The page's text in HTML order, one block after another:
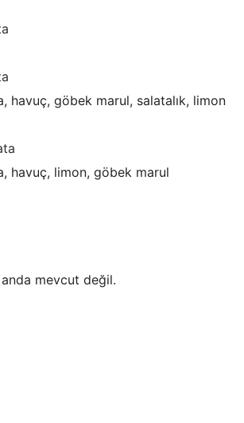
havuç, göbek marul, salatalık, limon
havuç, limon, göbek marul
anda mevcut değil.